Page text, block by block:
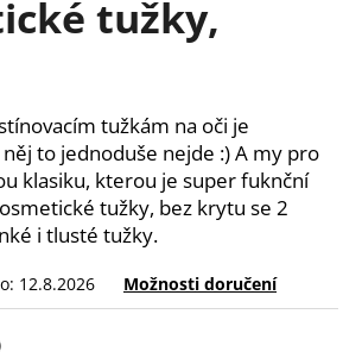
tužky,
tužkám na oči je
to jednoduše nejde :) A my pro
klasiku, kterou je super fuknční
tužky, bez krytu se 2
i tlusté tužky.
12.8.2026 Možnosti doručení